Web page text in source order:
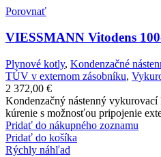
Porovnať
VIESSMANN Vitodens
Plynové kotly, Kondenzačné
TÚV v externom zásobníku,
2 372,00 €
Kondenzačný nástenný
kúrenie s možnosťou pripojenie
Pridať do nákupného zoznamu
Pridať do košíka
Rýchly náhľad